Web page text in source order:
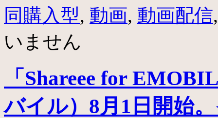
同購入型, 動画, 動画配信
いません
「Shareee for
バイル）8月1日開始